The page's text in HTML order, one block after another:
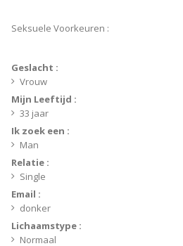
Seksuele Voorkeuren :
Geslacht :
Vrouw
Mijn Leeftijd :
33 jaar
Ik zoek een :
Man
Relatie :
Single
Email :
donker
Lichaamstype :
Normaal